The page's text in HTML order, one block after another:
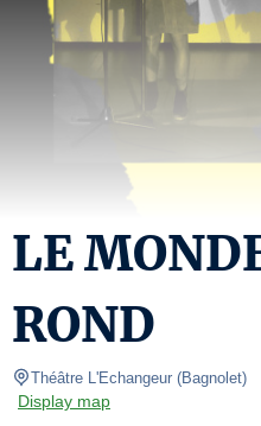
LE
ROND
Théâtre L'Echangeur (Bagnolet)
Display map